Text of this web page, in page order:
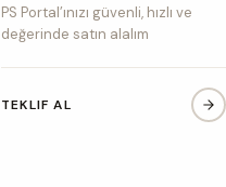
PS Portal’ınızı güvenli, hızlı ve
değerinde satın alalım
TEKLIF AL